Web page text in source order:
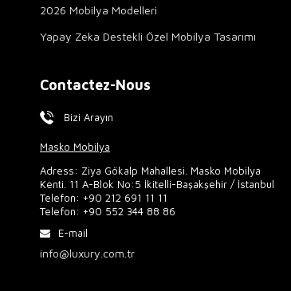
2026 Mobilya Modelleri
Yapay Zeka Destekli Özel Mobilya Tasarımı
Contactez-Nous
Bizi Arayın
Masko Mobilya
Adress: Ziya Gökalp Mahallesi. Masko Mobilya
Kenti. 11 A-Blok No:5 İkitelli-Başakşehir / İstanbul
Telefon: +90 212 691 11 11
Telefon: +90 552 344 88 86
E-mail
info@luxury.com.tr